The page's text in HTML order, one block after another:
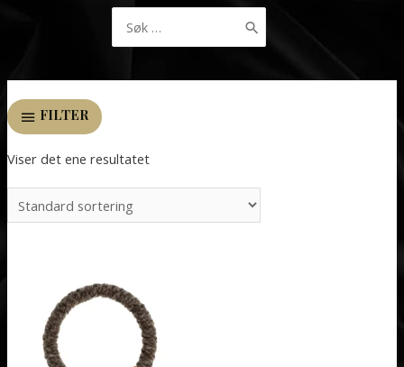
etter:
FILTER
Viser det ene resultatet